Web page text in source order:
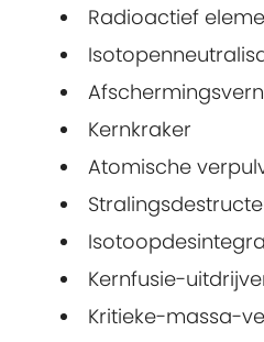
Radioactief
Kernkraker
Atomische
Kernfusie-
Kritieke-massa-